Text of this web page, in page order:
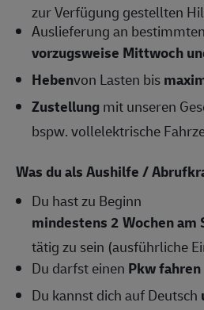
zur Verfügung gestellten
Auslieferung an
vorzugsweise Mittwoch
Hebenvon Lasten bis
Zustellungmit unseren
bspw. vollelektrische
Was du als Aushilfe /
Du hast zu Beginn
mindestens 2 Wochen am
tätig zu sein (ausführliche
Du darfst einen Pkw fahren
Du kannst dich auf Deutsch